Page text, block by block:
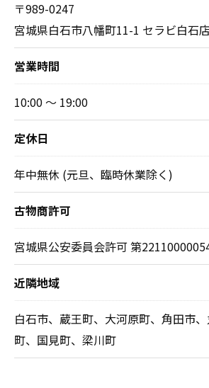
〒989-0247
宮城県白石市八幡町11-1 セラビ白石
営業時間
10:00 ～ 19:00
定休日
年中無休 (元旦、臨時休業除く)
古物商許可
宮城県公安委員会許可 第
近隣地域
白石市、蔵王町、大河原町、角田市
町、国見町、梁川町